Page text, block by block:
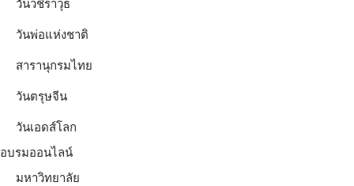
วันวชิราวุธ
วันพ่อแห่งชาติ
สารานุกรมไทย
วันตรุษจีน
วันเอดส์โลก
อบรมออนไลน์
มหาวิทยาลัย